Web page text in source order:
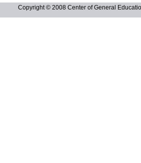
Copyright © 2008 Center of General